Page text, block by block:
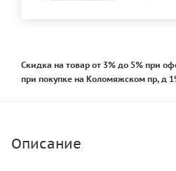
Скидка на товар от 3% до 5% при
при покупке на Коломяжском пр, д
Описание